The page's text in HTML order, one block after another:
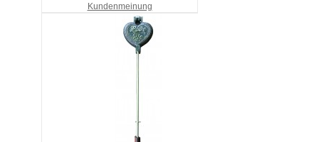
Kundenmeinung